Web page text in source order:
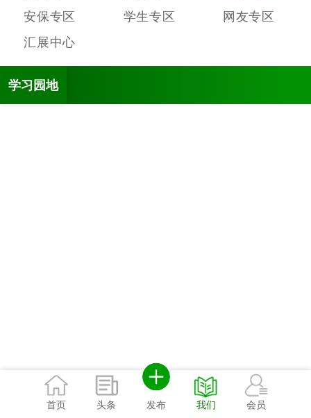
安保专区
学生专区
网友专区
汇展中心
学习园地
首页 头条 发布 我们 会员